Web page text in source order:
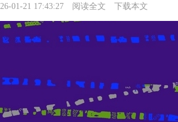
01-21 17:43:27 阅读全文 下载本文